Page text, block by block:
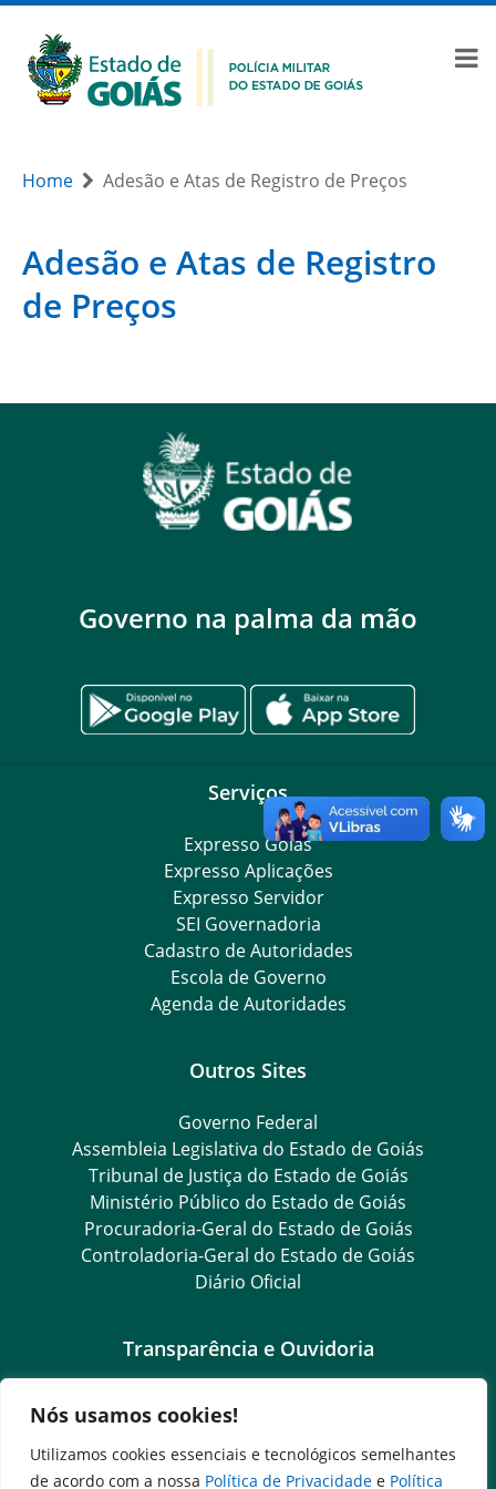
Nós usamos cookies!
Utilizamos cookies essenciais e tecnológicos semelhantes
de acordo com a nossa Política de Privacidade e Política
Home Adesão e Atas de Registro de Preços
Adesão e Atas de Registro
de Preços
Governo na palma da mão
Serviços
Expresso Goiás
Expresso Aplicações
Expresso Servidor
SEI Governadoria
Cadastro de Autoridades
Escola de Governo
Agenda de Autoridades
Outros Sites
Governo Federal
Assembleia Legislativa do Estado de Goiás
Tribunal de Justiça do Estado de Goiás
Ministério Público do Estado de Goiás
Procuradoria-Geral do Estado de Goiás
Controladoria-Geral do Estado de Goiás
Diário Oficial
Transparência e Ouvidoria
Goiás Transparência
Dados Abertos Goiás
e-SIC – Serviço Eletrônico de Informação ao Cidadão